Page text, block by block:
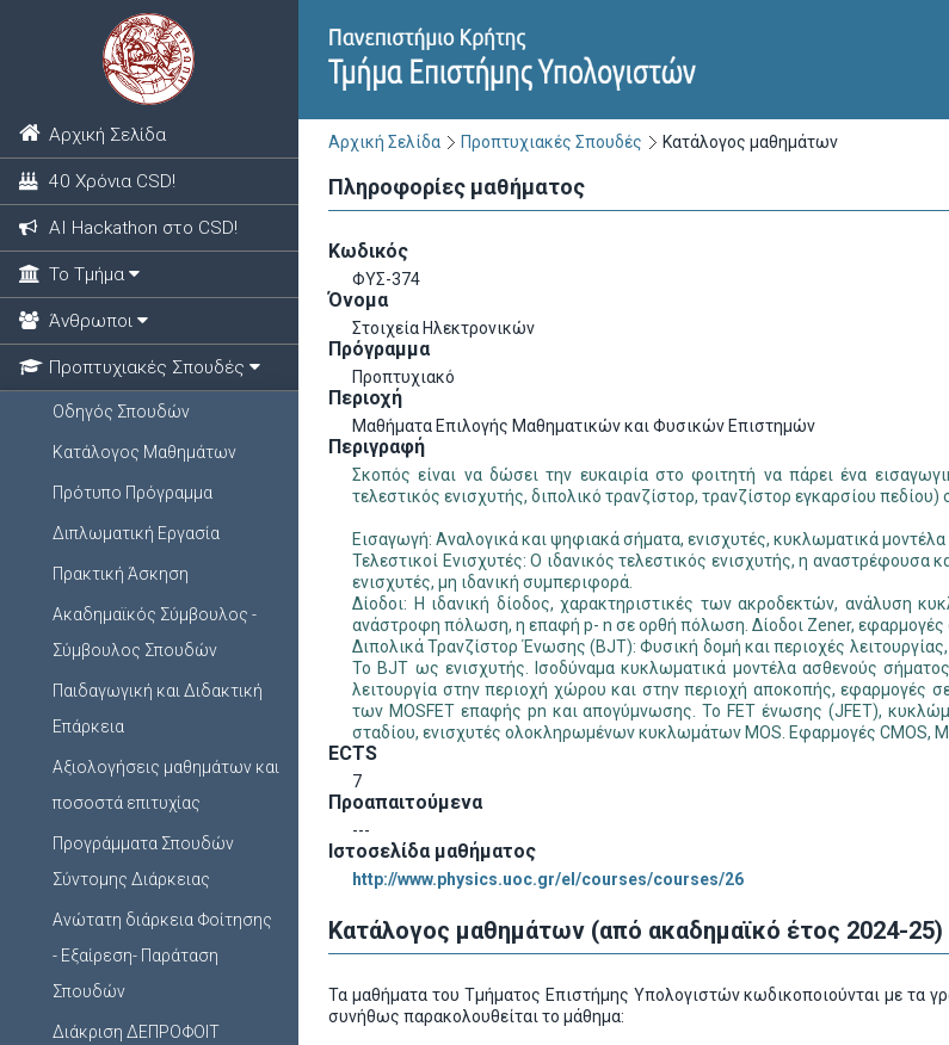
Αρχική Σελίδα
40 Χρόνια CSD!
ΑΙ Hackathon στο CSD!
Το Τμήμα
Άνθρωποι
Προπτυχιακές Σπουδές
Οδηγός Σπουδών
Κατάλογος Μαθημάτων
Πρότυπο Πρόγραμμα
Διπλωματική Εργασία
Πρακτική Άσκηση
Ακαδημαϊκός Σύμβουλος -
Σύμβουλος Σπουδών
Παιδαγωγική και Διδακτική
Επάρκεια
Αξιολογήσεις μαθημάτων και
ποσοστά επιτυχίας
Προγράμματα Σπουδών
Σύντομης Διάρκειας
Ανώτατη διάρκεια Φοίτησης
- Εξαίρεση- Παράταση
Σπουδών
Διάκριση ΔΕΠΡΟΦΟΙΤ
Αρχική Σελίδα Προπτυχιακές Σπουδές Κατάλογος μαθημάτων
Πληροφορίες μαθήματος
Κωδικός
ΦΥΣ-374
Όνομα
Στοιχεία Ηλεκτρονικών
Πρόγραμμα
Προπτυχιακό
Περιοχή
Μαθήματα Επιλογής Μαθηματικών και Φυσικών Επιστημών
Περιγραφή
Σκοπός είναι να δώσει την ευκαιρία στο φοιτητή να πάρει ένα
τελεστικός ενισχυτής, διπολικό τρανζίστορ, τρανζίστορ εγκαρσίου
Εισαγωγή: Αναλογικά και ψηφιακά σήµατα, ενισχυτές, κυκλωµατικά
Τελεστικοί Ενισχυτές: Ο ιδανικός τελεστικός ενισχυτής, η
ενισχυτές, µη ιδανική συµπεριφορά.
Δίοδοι: Η ιδανική δίοδος, χαρακτηριστικές των ακροδεκτών, ανάλυση
ανάστροφη πόλωση, η επαφή p- n σε ορθή πόλωση. Δίοδοι Zener, εφαρµογές
Διπολικά Τρανζίστορ Ένωσης (BJT): Φυσική δοµή και περιοχές
Το BJT ως ενισχυτής. Ισοδύναµα κυκλωµατικά µοντέλα ασθενούς
λειτουργία στην περιοχή χώρου και στην περιοχή αποκοπής, εφαρµογές
των MOSFET επαφής pn και απογύµνωσης. Το FET ένωσης (JFET),
σταδίου, ενισχυτές ολοκληρωµένων κυκλωµάτων MOS. Εφαρµογές CMOS,
ECTS
7
Προαπαιτούμενα
---
Ιστοσελίδα μαθήματος
http://www.physics.uoc.gr/el/courses/courses/26
Κατάλογος μαθημάτων (από ακαδημαϊκό έτος 2024-25)
Τα μαθήματα του Τμήματος Επιστήμης Υπολογιστών κωδικοποιούνται με τα
συνήθως παρακολουθείται το μάθημα: